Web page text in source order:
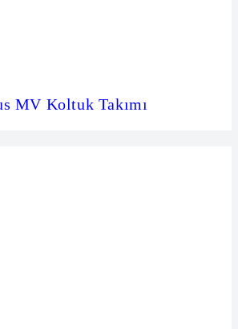
MV Koltuk Takımı